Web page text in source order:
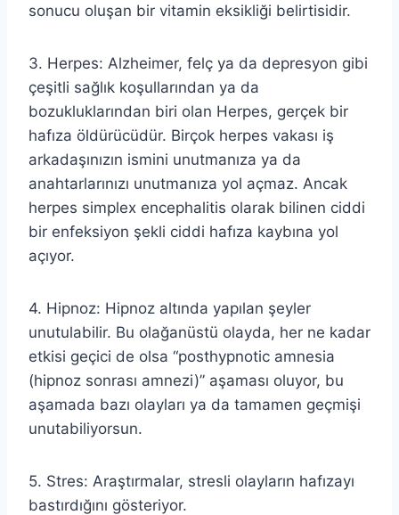
sonucu oluşan bir vitamin eksikliği belirtisidir.
3. Herpes: Alzheimer, felç ya da depresyon gibi
çeşitli sağlık koşullarından ya da
bozukluklarından biri olan Herpes, gerçek bir
hafıza öldürücüdür. Birçok herpes vakası iş
arkadaşınızın ismini unutmanıza ya da
anahtarlarınızı unutmanıza yol açmaz. Ancak
herpes simplex encephalitis olarak bilinen ciddi
bir enfeksiyon şekli ciddi hafıza kaybına yol
açıyor.
4. Hipnoz: Hipnoz altında yapılan şeyler
unutulabilir. Bu olağanüstü olayda, her ne kadar
etkisi geçici de olsa “posthypnotic amnesia
(hipnoz sonrası amnezi)” aşaması oluyor, bu
aşamada bazı olayları ya da tamamen geçmişi
unutabiliyorsun.
5. Stres: Araştırmalar, stresli olayların hafızayı
bastırdığını gösteriyor.